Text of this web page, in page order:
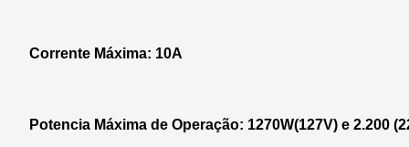
Corrente Máxima: 10A
Potencia Máxima de Operação: 1270W(127V) e 2.200